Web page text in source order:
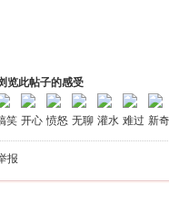
览此帖子的感受
笑 开心 愤怒 无聊 灌水 难过 新奇
报